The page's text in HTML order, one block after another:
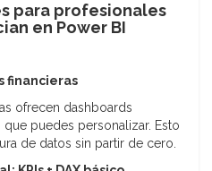
para profesionales
en Power BI
financieras
ofrecen dashboards
puedes personalizar. Esto
de datos sin partir de cero.